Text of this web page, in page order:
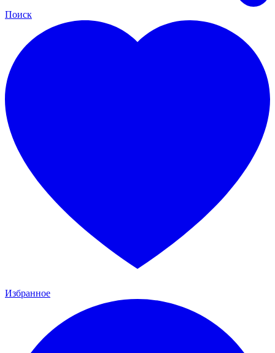
Поиск
Избранное